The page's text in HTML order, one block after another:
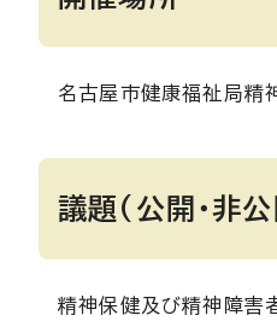
名古屋市健康福祉局精
議題(公開・非
精神保健及び精神障